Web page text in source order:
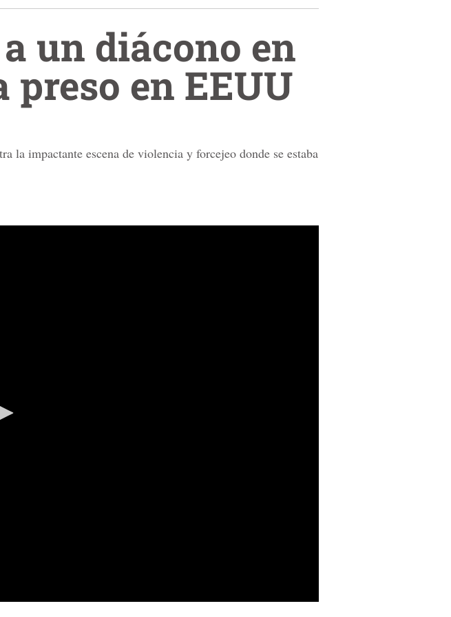
un diácono en
en EEUU
la impactante escena de violencia y forcejeo donde se estaba